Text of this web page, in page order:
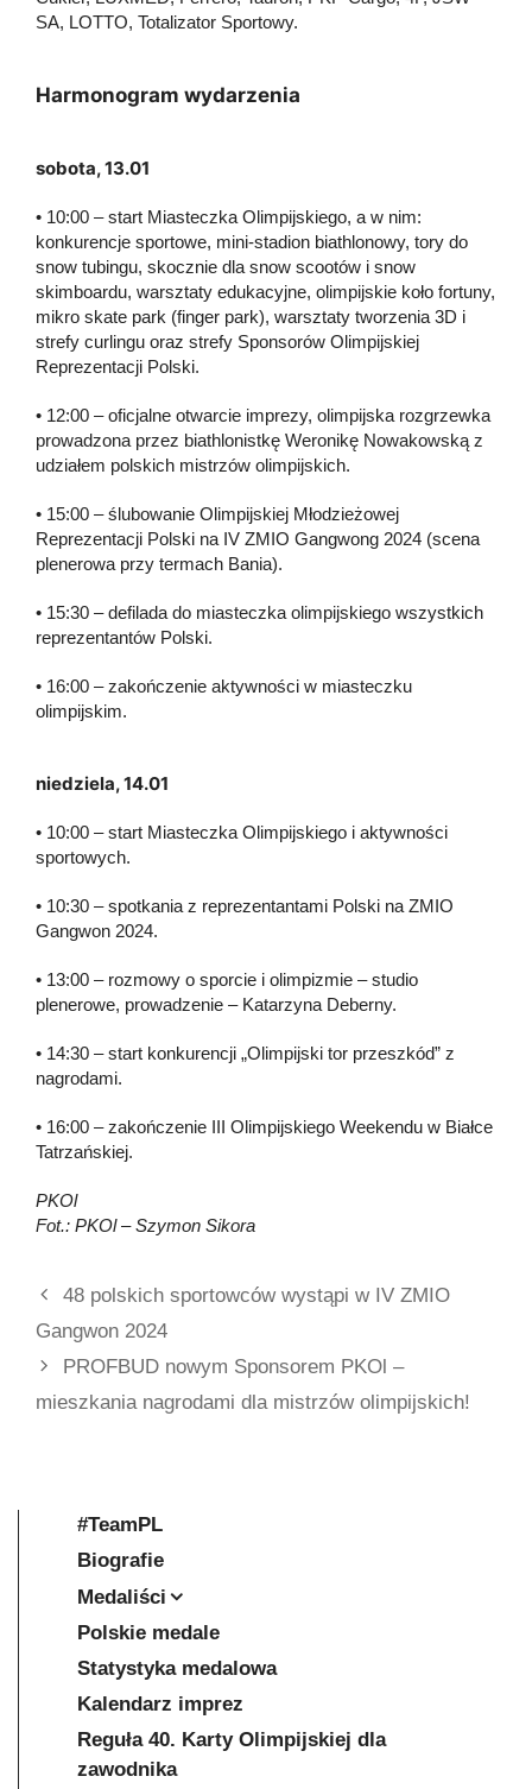
SA, LOTTO, Totalizator Sportowy.
Harmonogram wydarzenia
sobota, 13.01
• 10:00 – start Miasteczka Olimpijskiego, a w nim:
konkurencje sportowe, mini-stadion biathlonowy, tory do
snow tubingu, skocznie dla snow scootów i snow
skimboardu, warsztaty edukacyjne, olimpijskie koło fortuny,
mikro skate park (finger park), warsztaty tworzenia 3D i
strefy curlingu oraz strefy Sponsorów Olimpijskiej
Reprezentacji Polski.
• 12:00 – oficjalne otwarcie imprezy, olimpijska rozgrzewka
prowadzona przez biathlonistkę Weronikę Nowakowską z
udziałem polskich mistrzów olimpijskich.
• 15:00 – ślubowanie Olimpijskiej Młodzieżowej
Reprezentacji Polski na IV ZMIO Gangwong 2024 (scena
plenerowa przy termach Bania).
• 15:30 – defilada do miasteczka olimpijskiego wszystkich
reprezentantów Polski.
• 16:00 – zakończenie aktywności w miasteczku
olimpijskim.
niedziela, 14.01
• 10:00 – start Miasteczka Olimpijskiego i aktywności
sportowych.
• 10:30 – spotkania z reprezentantami Polski na ZMIO
Gangwon 2024.
• 13:00 – rozmowy o sporcie i olimpizmie – studio
plenerowe, prowadzenie – Katarzyna Deberny.
• 14:30 – start konkurencji „Olimpijski tor przeszkód” z
nagrodami.
• 16:00 – zakończenie III Olimpijskiego Weekendu w Białce
Tatrzańskiej.
PKOl
Fot.: PKOl – Szymon Sikora
48 polskich sportowców wystąpi w IV ZMIO
Gangwon 2024
PROFBUD nowym Sponsorem PKOl –
mieszkania nagrodami dla mistrzów olimpijskich!
#TeamPL
Biografie
Medaliści
Polskie medale
Statystyka medalowa
Kalendarz imprez
Reguła 40. Karty Olimpijskiej dla
zawodnika